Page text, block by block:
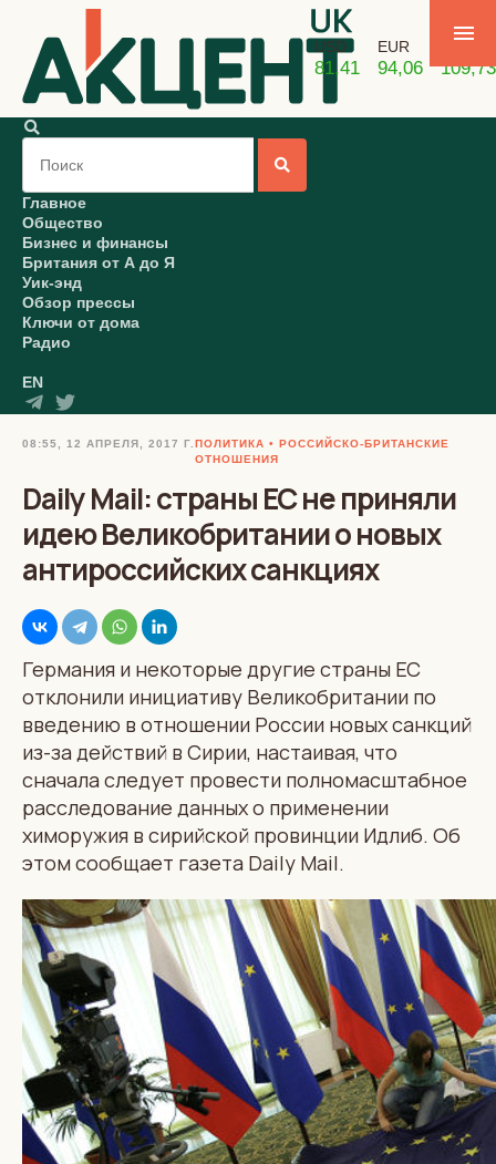
USD
81,41
EUR
94,06 109,73
Главное
Общество
Бизнес и финансы
Британия от А до Я
Уик-энд
Обзор прессы
Ключи от дома
Радио
EN
08:55, 12 АПРЕЛЯ, 2017 Г. ПОЛИТИКА
РОССИЙСКО-БРИТАНСКИЕ
ОТНОШЕНИЯ
Daily Mail: страны ЕС не приняли
идею Великобритании о новых
антироссийских санкциях
Германия и некоторые другие страны ЕС
отклонили инициативу Великобритании по
введению в отношении России новых санкций
из-за действий в Сирии, настаивая, что
сначала следует провести полномасштабное
расследование данных о применении
химоружия в сирийской провинции Идлиб. Об
этом сообщает газета Daily Mail.